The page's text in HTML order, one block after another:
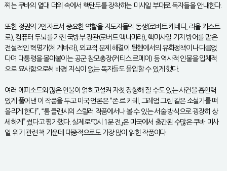
찌는 쿠바의 열대 더위 속에서 핵탄두를 장착하는 미사일 부대로 독자들을 안내한다.
또한 정권의 2인자로서 중요한 역할을 지도자들의 동생(로버트 케네디, 라울 카스트
로), 컴퓨터 두뇌를 가진 국방부 장관(로버트 맥나마라), 핵미사일 기지 방어를 맡은
전설적인 혁명가(체 게바라), 외교적 문제 해결이 뮌헨에서의 유화정책이나 다름없
다며 대통령을 몰아붙이는 공군 참모총장(커티스 르메이) 등 역사적 인물을 입체적
으로 묘사함으로써 배경 지식이 없는 독자들도 몰입할 수 있게 했다.
여러 에피소드와 많은 인물이 얽히고설켜 자칫 장황해 질 수도 있는 사건을 흡인력
있게 풀어낸 이 작품을 두고 미국 언론은 “존 르 카레, 그레엄 그린 같은 소설가를 떠
올리게 한다”, “톰 클랜시의 스릴러 작품에서나 볼 수 있는 서술 방식으로 굉장히 상
세하게” 썼다고 평가했다. 실제로 『0시 1분 전』은 미국에서 출간된 수많은 쿠바 미사
일 위기 관련 책 가운데 대중적으로도 가장 많이 읽힌 작품이다.